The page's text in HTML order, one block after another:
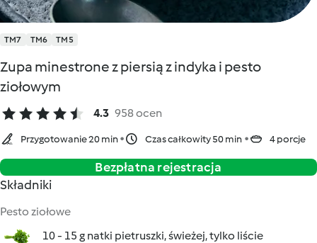
TM7 TM6 TM5
Zupa minestrone z piersią z indyka i pesto
ziołowym
4.3 958 ocen
Przygotowanie 20 min Czas całkowity 50 min 4 porcje
Bezpłatna rejestracja
Składniki
Pesto ziołowe
10 - 15 g natki pietruszki, świeżej, tylko liście